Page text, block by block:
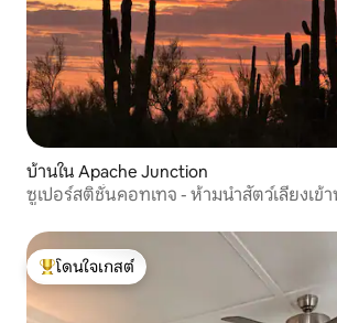
บ้านใน Apache Junction
ซูเปอร์สติชั่นคอทเทจ - ห้ามนำสัต
โดนใจเกสต์ที่สุด
โดนใจเกสต์